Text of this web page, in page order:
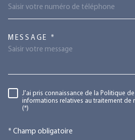
MESSAGE *
J'ai pris connaissance de la Politique
informations relatives au traitement de
(*)
* Champ obligatoire